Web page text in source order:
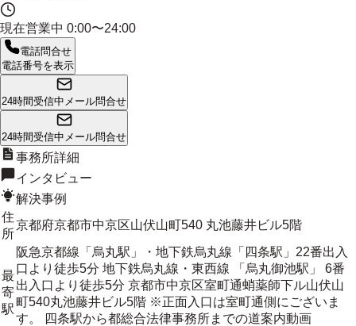
現在営業中 0:00〜24:00
電話問合せ
電話番号を表示
24時間受信中 メール問合せ
24時間受信中 メール問合せ
事務所詳細
インタビュー
解決事例
住
所
京都府京都市中京区山伏山町540 丸池藤井ビル5階
最
寄
駅
阪急京都線「烏丸駅」・地下鉄烏丸線「四条駅」22番出入
口より徒歩5分 地下鉄烏丸線・東西線 「烏丸御池駅」 6番
出入口より徒歩5分 京都市中京区室町通蛸薬師下ル山伏山
町540丸池藤井ビル5階 ※正面入口は室町通側にございま
す。 四条駅から都総合法律事務所までの道案内動画